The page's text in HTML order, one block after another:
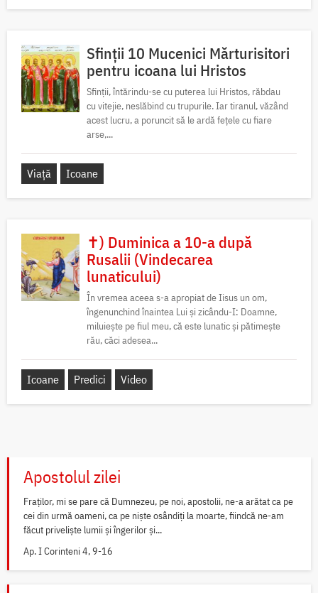
Sfinții 10 Mucenici Mărturisitori
pentru icoana lui Hristos
Sfinții, întărindu-se cu puterea lui Hristos, răbdau
cu vitejie, neslăbind cu trupurile. Iar tiranul, văzând
acest lucru, a poruncit să le ardă fețele cu fiare
arse,...
Viață Icoane
✝) Duminica a 10-a după
Rusalii (Vindecarea
lunaticului)
În vremea aceea s-a apropiat de Iisus un om,
îngenunchind înaintea Lui și zicându-I: Doamne,
miluiește pe fiul meu, că este lunatic și pătimește
rău, căci adesea...
Icoane Predici Video
Apostolul zilei
Fraților, mi se pare că Dumnezeu, pe noi, apostolii, ne-a arătat ca pe
cei din urmă oameni, ca pe niște osândiți la moarte, fiindcă ne-am
făcut priveliște lumii și îngerilor și...
Ap. I Corinteni 4, 9-16